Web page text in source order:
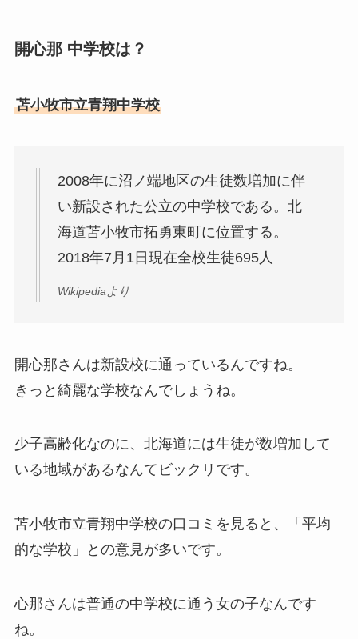
開心那 中学校は？
苫小牧市立青翔中学校
2008年に沼ノ端地区の生徒数増加に伴
い新設された公立の中学校である。北
海道苫小牧市拓勇東町に位置する。
2018年7月1日現在全校生徒695人
Wikipediaより
開心那さんは新設校に通っているんですね。
きっと綺麗な学校なんでしょうね。
少子高齢化なのに、北海道には生徒が数増加して
いる地域があるなんてビックリです。
苫小牧市立青翔中学校の口コミを見ると、「平均
的な学校」との意見が多いです。
心那さんは普通の中学校に通う女の子なんです
ね。